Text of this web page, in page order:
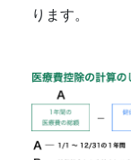
ります。